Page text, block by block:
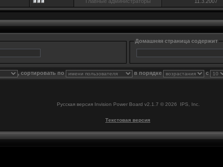
Домашняя страница содержит
, сортировать по в порядке с
Русская версия Invision Power Board v2.1.7 © 2026 IPS, Inc.
Текстовая версия